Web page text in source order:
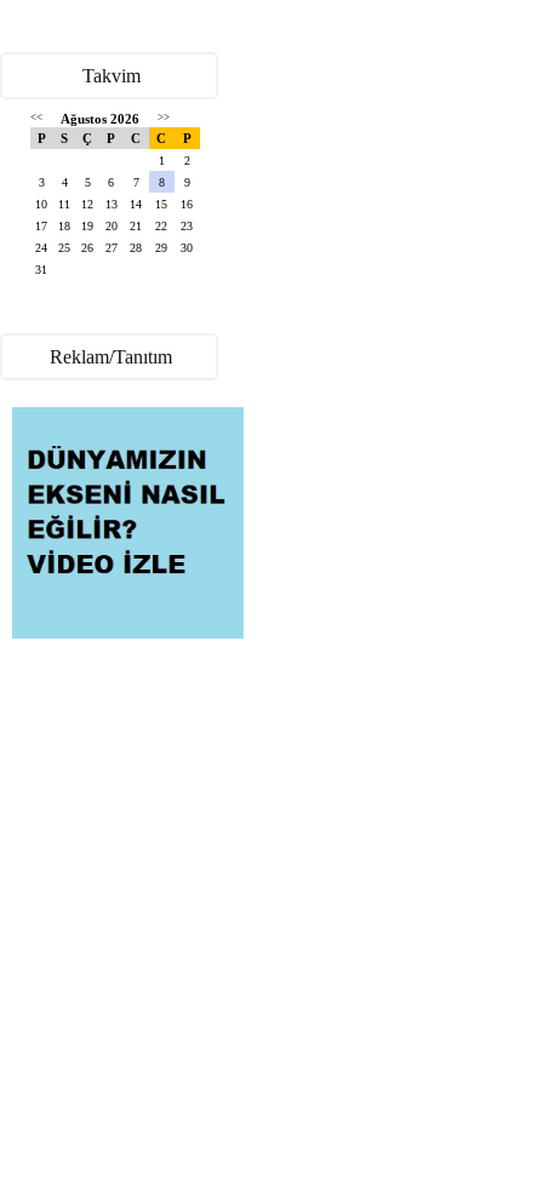
Takvim
<< Ağustos 2026 >>
P S Ç P C C P
1
2
3
4 5 6 7 8
9
10
11 12 13 14 15
16
17
18 19 20 21 22
23
24
25 26 27 28 29
30
31
Reklam/Tanıtım